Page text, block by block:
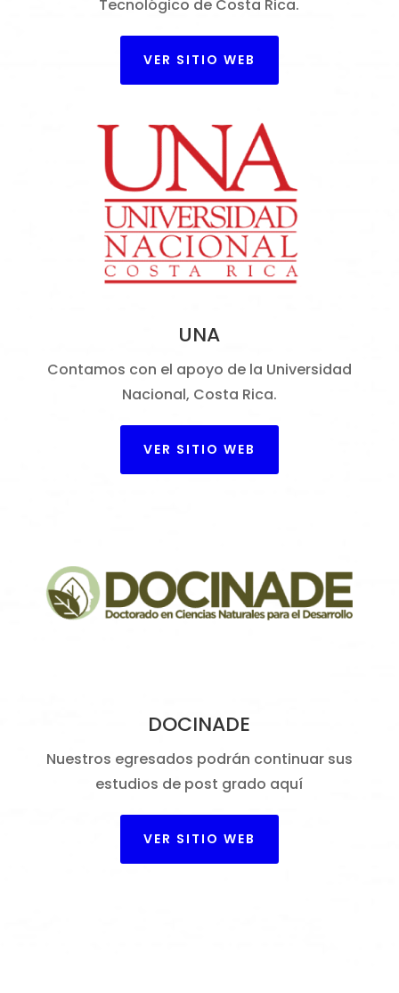
Tecnológico de Costa Rica.
VER SITIO WEB
UNA
Contamos con el apoyo de la Universidad
Nacional, Costa Rica.
VER SITIO WEB
DOCINADE
Nuestros egresados podrán continuar sus
estudios de post grado aquí
VER SITIO WEB